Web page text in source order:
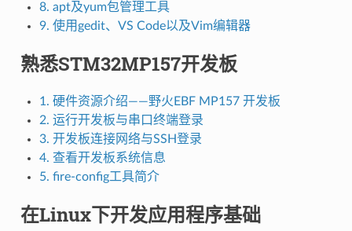
8. apt及yum包管理工具
9. 使用gedit、VS Code以及Vim编辑器
熟悉STM32MP157开发板
1. 硬件资源介绍——野火EBF MP157 开发板
2. 运行开发板与串口终端登录
3. 开发板连接网络与SSH登录
4. 查看开发板系统信息
5. fire-config工具简介
在Linux下开发应用程序基础